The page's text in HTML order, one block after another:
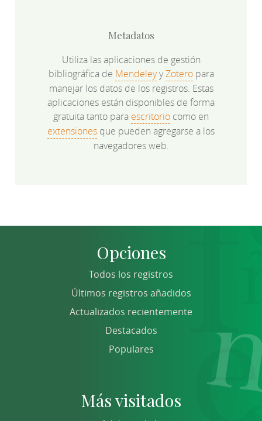
Metadatos
Utiliza las aplicaciones de gestión
bibliográfica de MendeleyyZoteropara
manejar los datos de los registros. Estas
aplicaciones están disponibles de forma
gratuita tanto para escritorio como en
extensiones que pueden agregarse a los
navegadores web.
Opciones
Todos los registros
Últimos registros añadidos
Actualizados recientemente
Destacados
Populares
Más visitados